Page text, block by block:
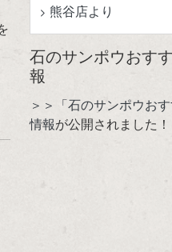
熊谷店より
石のサンポウおす
報
＞＞「石のサンポウおす
情報が公開されました！